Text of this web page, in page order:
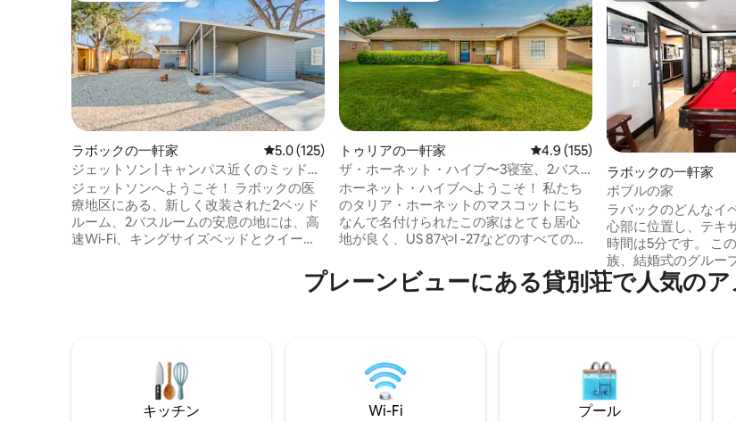
ラボックの一軒家 レビュー125件、5つ星中5.0つ星の平均評価
5.0 (125)
ジェットソン | キャンパス近くのミッドセ
ンチュリースタイルの宝石！
ジェットソンへようこそ！ ラボックの医
療地区にある、新しく改装された2ベッド
ルーム、2バスルームの安息の地には、高
速Wi-Fi、キングサイズベッドとクイーン
ト病院、大学医療センター、テキサス工
ルーム2部屋 ・Wi-Fi キングサイズベッド
とクイーンサイズベッド - キャスター付き
トゥリアの一軒家 レビュー155件、5つ星中4.9つ星
4.9 (155)
ザ・ホーネット・ハイブ〜3寝室、2バス
ルーム〜ビリヤードテーブル〜楽しい〜
清潔！
ホーネット・ハイブへようこそ！ 私たち
のタリア・ホーネットのマスコットにち
なんで名付けられたこの家はとても居心
地が良く、US 87やI -27などのすべてのア
このファームハウスをテーマにした家
は、家族を中心に考えています！ ゲーム
チン、新しいバスルーム、そして家のよ
うな快適さがすべて揃っています。渓谷
を訪れる人も家族旅行の人も、今すぐ予
ラボックの一軒家
ボブルの家
ラバックのどんなイ
心部に位置し、テキ
時間は5分です。 こ
族、結婚式のグルー
サス・テック大学の
の滞在先です。 アメ
メントなどがあります。 私たちのチ
は、滞在中に最高の
とに誇りを持っています！
YouTubeTVはすべ
プレーンビューにある貸別荘で人気の
キッチン Wi-Fi プール